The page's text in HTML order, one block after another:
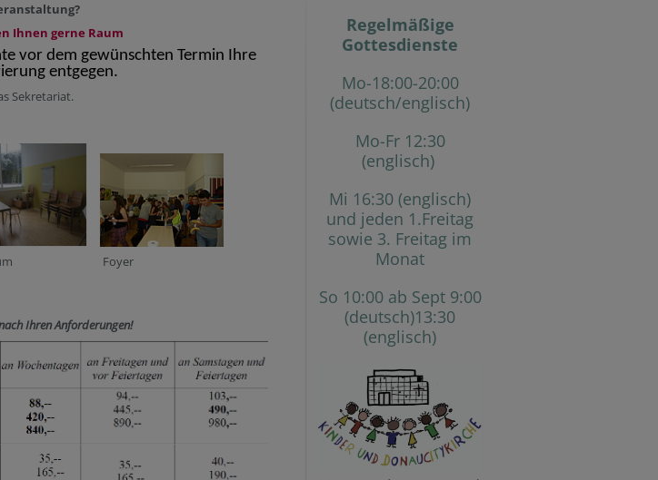
Ihnen gerne Raum
vor dem gewünschten Termin Ihre
entgegen.
Sekretariat.
Foyer
Ihren Anforderungen!
Regelmäßige
Gottesdienste
Mo-18:00-20:00
(deutsch/englisch)
Mo-Fr 12:30
(englisch)
Mi 16:30 (englisch)
und jeden 1.Freitag
sowie 3. Freitag im
Monat
So 10:00 ab Sept 9:00
(deutsch)13:30
(englisch)